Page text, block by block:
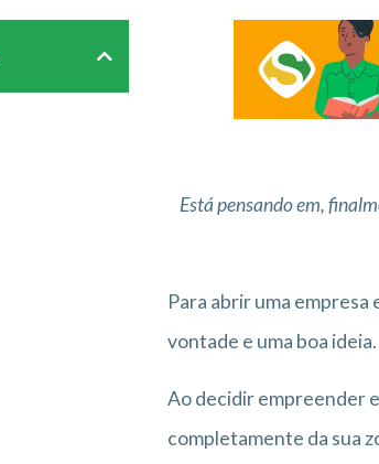
Está pensando em,
Para abrir uma
vontade e uma boa ideia.
Ao decidir empreender
completamente da sua